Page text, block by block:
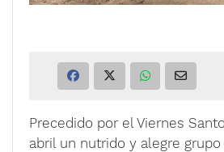
Precedido por el Viernes
abril un nutrido y alegre